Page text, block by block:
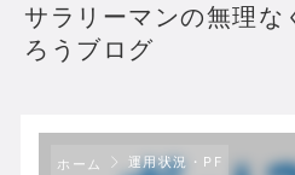
サラリーマンの無理な
ろうブログ
ホーム 運用状況・PF